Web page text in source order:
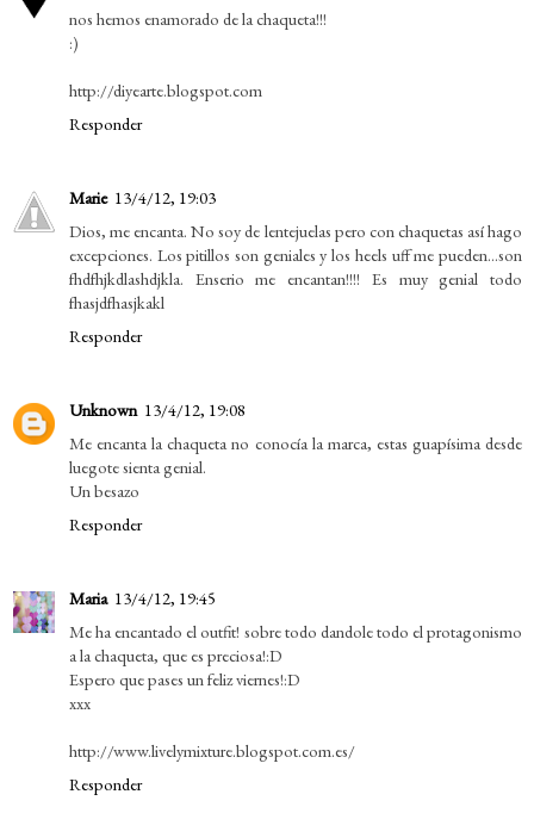
nos hemos enamorado de la chaqueta!!!
:)
http://diyearte.blogspot.com
Responder
Marie 13/4/12, 19:03
Dios, me encanta. No soy de lentejuelas pero con chaquetas así hago
excepciones. Los pitillos son geniales y los heels uff me pueden...son
fhdfhjkdlashdjkla. Enserio me encantan!!!! Es muy genial todo
fhasjdfhasjkakl
Responder
Unknown 13/4/12, 19:08
Me encanta la chaqueta no conocía la marca, estas guapísima desde
luegote sienta genial.
Un besazo
Responder
Maria 13/4/12, 19:45
Me ha encantado el outfit! sobre todo dandole todo el protagonismo
a la chaqueta, que es preciosa!:D
Espero que pases un feliz viernes!:D
xxx
http://www.livelymixture.blogspot.com.es/
Responder